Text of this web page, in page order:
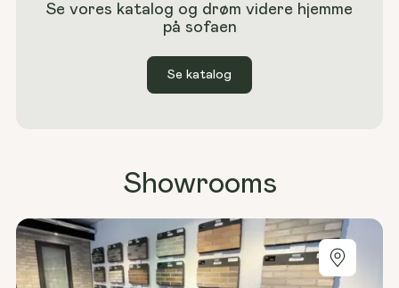
Se vores katalog og drøm videre hjemme
på sofaen
Se katalog
Showrooms